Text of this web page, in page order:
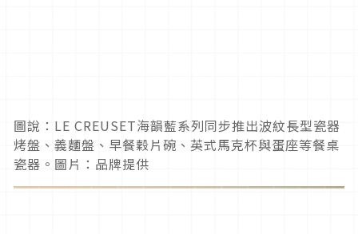
圖說：LE CREUSET海韻藍系列同步推出波紋長型瓷器
烤盤、義麵盤、早餐穀片碗、英式馬克杯與蛋座等餐桌
瓷器。圖片：品牌提供